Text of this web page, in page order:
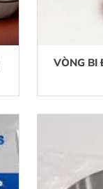
VÒNG BI